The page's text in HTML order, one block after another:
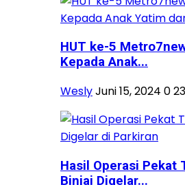
HUT ke-5
Kepada Anak...
WeslyJuni 15, 2024 0
Hasil Operasi Pekat
Binjai Digelar...